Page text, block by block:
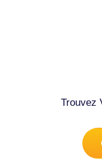
Trouvez